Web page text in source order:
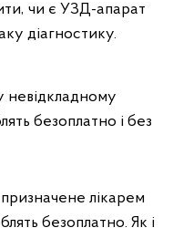
чи є УЗД-апарат
діагностику.
безоплатно і без
призначене лікарем
безоплатно. Як і